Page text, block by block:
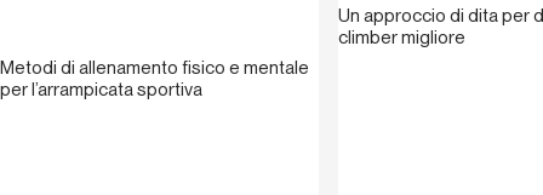
Metodi di allenamento fisico e mentale
per l’arrampicata sportiva
Un approccio di dita per
climber migliore